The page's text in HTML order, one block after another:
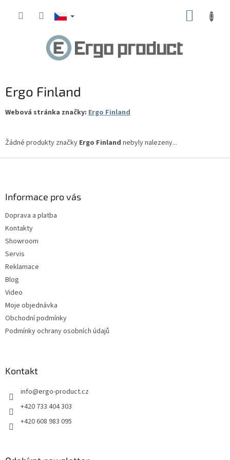
Ergo Finland
Webová stránka značky: Ergo Finland
Žádné produkty značky Ergo Finland nebyly nalezeny...
Informace pro vás
Doprava a platba
Kontakty
Showroom
Servis
Reklamace
Blog
Video
Moje objednávka
Obchodní podmínky
Podmínky ochrany osobních údajů
Kontakt
info@ergo-product.cz
+420 733 404 303
+420 608 983 095